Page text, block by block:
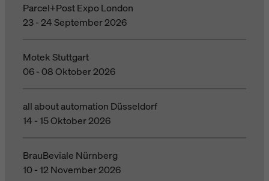
Parcel+Post Expo London
23 - 24 September 2026
Motek Stuttgart
06 - 08 Oktober 2026
all about automation Düsseldorf
14 - 15 Oktober 2026
BrauBeviale Nürnberg
10 - 12 November 2026